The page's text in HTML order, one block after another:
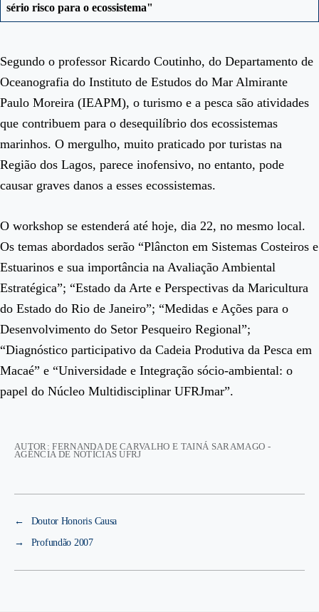
sério risco para o ecossistema"
Segundo o professor Ricardo Coutinho, do Departamento de
Oceanografia do Instituto de Estudos do Mar Almirante
Paulo Moreira (IEAPM), o turismo e a pesca são atividades
que contribuem para o desequilíbrio dos ecossistemas
marinhos. O mergulho, muito praticado por turistas na
Região dos Lagos, parece inofensivo, no entanto, pode
causar graves danos a esses ecossistemas.
O workshop se estenderá até hoje, dia 22, no mesmo local.
Os temas abordados serão “Plâncton em Sistemas Costeiros e
Estuarinos e sua importância na Avaliação Ambiental
Estratégica”; “Estado da Arte e Perspectivas da Maricultura
do Estado do Rio de Janeiro”; “Medidas e Ações para o
Desenvolvimento do Setor Pesqueiro Regional”;
“Diagnóstico participativo da Cadeia Produtiva da Pesca em
Macaé” e “Universidade e Integração sócio-ambiental: o
papel do Núcleo Multidisciplinar UFRJmar”.
AUTOR: FERNANDA DE CARVALHO E TAINÁ SARAMAGO -
AGÊNCIA DE NOTÍCIAS UFRJ
←
Doutor Honoris Causa
→
Profundão 2007